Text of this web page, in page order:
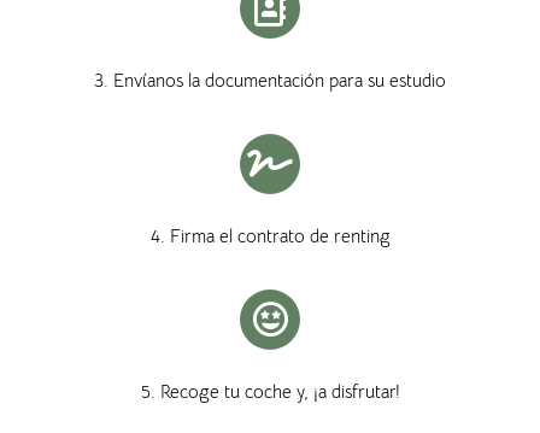
3. Envíanos la documentación para su estudio
4. Firma el contrato de renting
5. Recoge tu coche y, ¡a disfrutar!